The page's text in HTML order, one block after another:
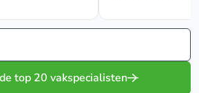
top 20 vakspecialisten